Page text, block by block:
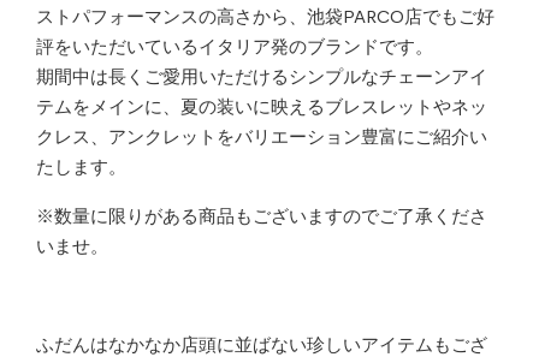
ストパフォーマンスの高さから、池袋PARCO店でもご好
評をいただいているイタリア発のブランドです。
期間中は長くご愛用いただけるシンプルなチェーンアイ
テムをメインに、夏の装いに映えるブレスレットやネッ
クレス、アンクレットをバリエーション豊富にご紹介い
たします。
※数量に限りがある商品もございますのでご了承くださ
いませ。
ふだんはなかなか店頭に並ばない珍しいアイテムもござ